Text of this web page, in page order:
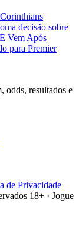
decisão sobre
Vem Após
para Premier
odds, resultados e
de Privacidade
18+ · Jogue